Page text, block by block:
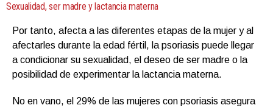
Sexualidad, ser madre y lactancia materna
Por tanto, afecta a las diferentes etapas de la mujer y al
afectarles durante la edad fértil, la psoriasis puede llegar
a condicionar su sexualidad, el deseo de ser madre o la
posibilidad de experimentar la lactancia materna.
No en vano, el 29% de las mujeres con psoriasis asegura